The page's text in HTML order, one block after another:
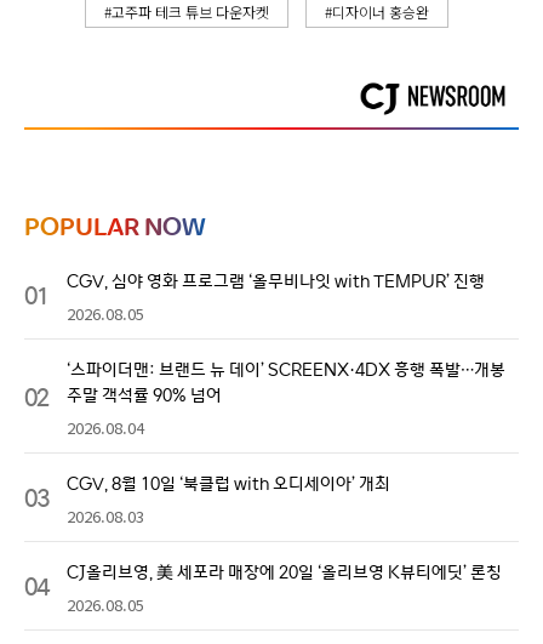
#고주파 테크 튜브 다운자켓 #디자이너 홍승완
POPULAR NOW
01 CGV, 심야 영화 프로그램 ‘올무비나잇 with TEMPUR’ 진행
2026.08.05
02
‘스파이더맨: 브랜드 뉴 데이’ SCREENX·4DX 흥행 폭발…개봉
주말 객석률 90% 넘어
2026.08.04
03 CGV, 8월 10일 ‘북클럽 with 오디세이아’ 개최
2026.08.03
04 CJ올리브영, 美 세포라 매장에 20일 ‘올리브영 K뷰티에딧’ 론칭
2026.08.05